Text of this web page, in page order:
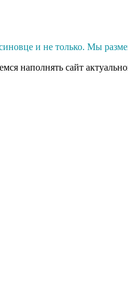
и не только. Мы
наполнять сайт